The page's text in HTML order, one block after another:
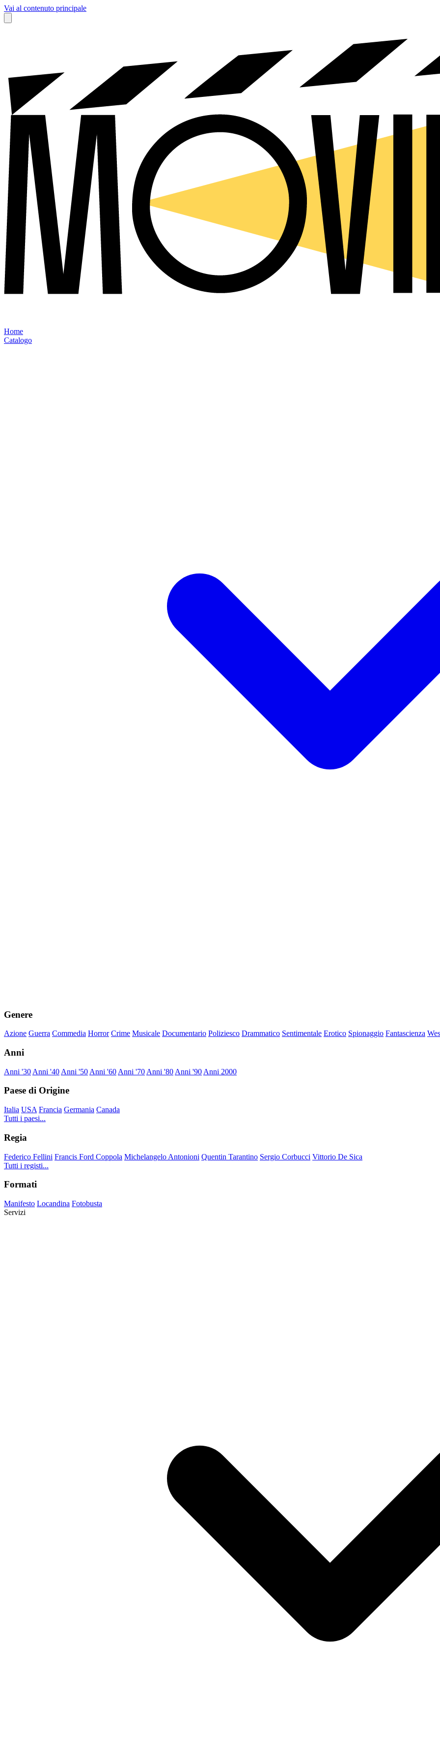
Vai al contenuto principale
Home
Catalogo
Genere
Azione Guerra Commedia Horror Crime Musicale Documentario Poliziesco Drammatico Sentimentale Erotico Spionaggio Fantascienza
Anni
Anni '30 Anni '40 Anni '50 Anni '60 Anni '70 Anni '80 Anni '90 Anni 2000
Paese di Origine
Italia USA Francia Germania Canada
Tutti i paesi...
Regia
Federico Fellini Francis Ford Coppola Michelangelo Antonioni Quentin Tarantino Sergio Corbucci Vittorio De Sica
Tutti i registi...
Formati
Manifesto Locandina Fotobusta
Servizi